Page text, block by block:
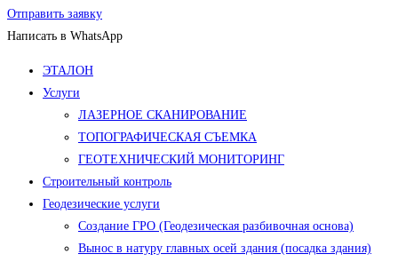
Отправить заявку
Написать в WhatsApp
Меню
ЭТАЛОН
Услуги
ЛАЗЕРНОЕ СКАНИРОВАНИЕ
ТОПОГРАФИЧЕСКАЯ СЪЕМКА
ГЕОТЕХНИЧЕСКИЙ МОНИТОРИНГ
Строительный контроль
Геодезические услуги
Создание ГРО (Геодезическая разбивочная основа)
Вынос в натуру главных осей здания (посадка здания)